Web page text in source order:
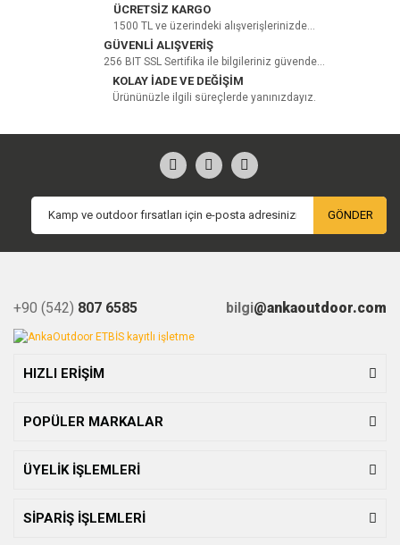
Bu ürüne ilk yorumu siz yapın!
Yorum Yaz
ÜCRETSİZ KARGO
1500 TL ve üzerindeki alışverişlerinizde...
GÜVENLİ ALIŞVERİŞ
256 BIT SSL Sertifika ile bilgileriniz güvende...
KOLAY İADE VE DEĞİŞİM
Ürününüzle ilgili süreçlerde yanınızdayız.
GÖNDER
+90 (542) 807 6585 bilgi@ankaoutdoor.com
HIZLI ERİŞİM
POPÜLER MARKALAR
ÜYELİK İŞLEMLERİ
SİPARİŞ İŞLEMLERİ